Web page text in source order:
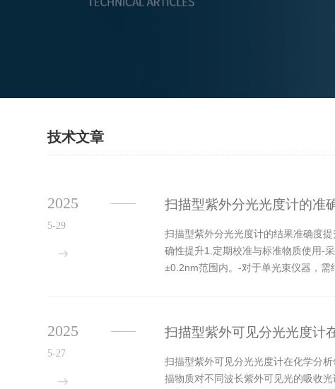
技术文章
扫描型紫外分光光度计的准
扫描型紫外分光光度计的结果准确度
确性提升1.定期校准与标准物质使用-
±0.2nm范围内。-对于单光束仪器，需
2025
5-29
扫描型紫外可见分光光度计
扫描型紫外可见分光光度计在化学分
描物质对不同波长紫外可见光的吸收
2025
5-27